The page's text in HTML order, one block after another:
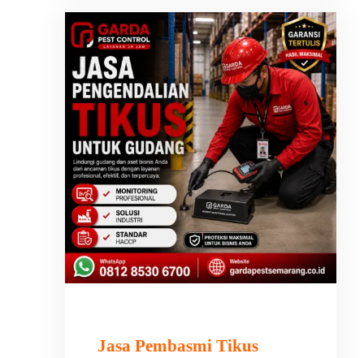
Jasa Pembasmi Tikus